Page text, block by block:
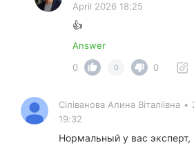
April 2026 18:25
👍
Answer
0
0 0
Сіліванова Алина Віталіівна •
19:32
Нормальный у вас эксперт,